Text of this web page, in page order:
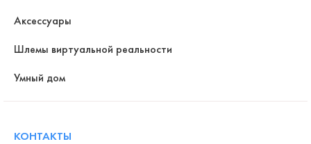
Аксессуары
Шлемы виртуальной реальности
Умный дом
КОНТАКТЫ